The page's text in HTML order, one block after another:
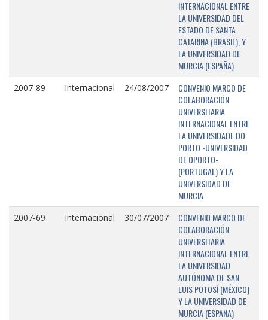
INTERNACIONAL ENTRE
LA UNIVERSIDAD DEL
ESTADO DE SANTA
CATARINA (BRASIL), Y
LA UNIVERSIDAD DE
MURCIA (ESPAÑA)
2007-89 Internacional 24/08/2007
CONVENIO MARCO DE
COLABORACIÓN
UNIVERSITARIA
INTERNACIONAL ENTRE
LA UNIVERSIDADE DO
PORTO -UNIVERSIDAD
DE OPORTO-
(PORTUGAL) Y LA
UNIVERSIDAD DE
MURCIA
2007-69 Internacional 30/07/2007
CONVENIO MARCO DE
COLABORACIÓN
UNIVERSITARIA
INTERNACIONAL ENTRE
LA UNIVERSIDAD
AUTÓNOMA DE SAN
LUIS POTOSÍ (MÉXICO)
Y LA UNIVERSIDAD DE
MURCIA (ESPAÑA)